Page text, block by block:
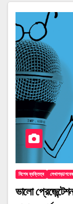
বিশেষ ব্যক্তিত্ব লেখাপড়া/
ভালো